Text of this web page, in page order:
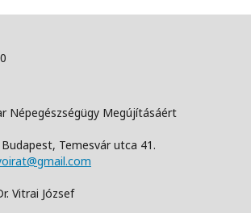
Népegészségügy Megújításáért
Temesvár utca 41.
Vitrai József